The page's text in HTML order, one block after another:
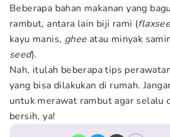
Beberapa bahan makanan yang
rambut, antara lain biji rami (
kayu manis, ghee atau minyak
seed).
Nah, itulah beberapa tips
yang bisa dilakukan di rumah.
untuk merawat rambut agar selalu
bersih, ya!